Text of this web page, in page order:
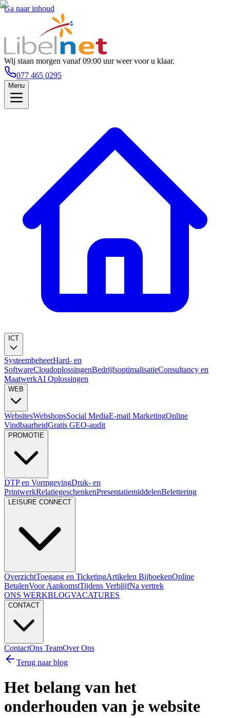
Ga naar inhoud
Wij staan morgen vanaf 09:00 uur weer voor u klaar.
077 465 0295
Menu
ICT
SysteembeheerHard- en
SoftwareCloudoplossingenBedrijfsoptimalisatieConsultancy en
MaatwerkAI Oplossingen
WEB
WebsitesWebshopsSocial MediaE-mail MarketingOnline
VindbaarheidGratis GEO-audit
PROMOTIE
DTP en VormgevingDruk- en
PrintwerkRelatiegeschenkenPresentatiemiddelenBelettering
LEISURE CONNECT
OverzichtToegang en TicketingArtikelen BijboekenOnline
BetalenVoor AankomstTijdens VerblijfNa vertrek
ONS WERKBLOGVACATURES
CONTACT
ContactOns TeamOver Ons
Terug naar blog
Het belang van het
onderhouden van je website